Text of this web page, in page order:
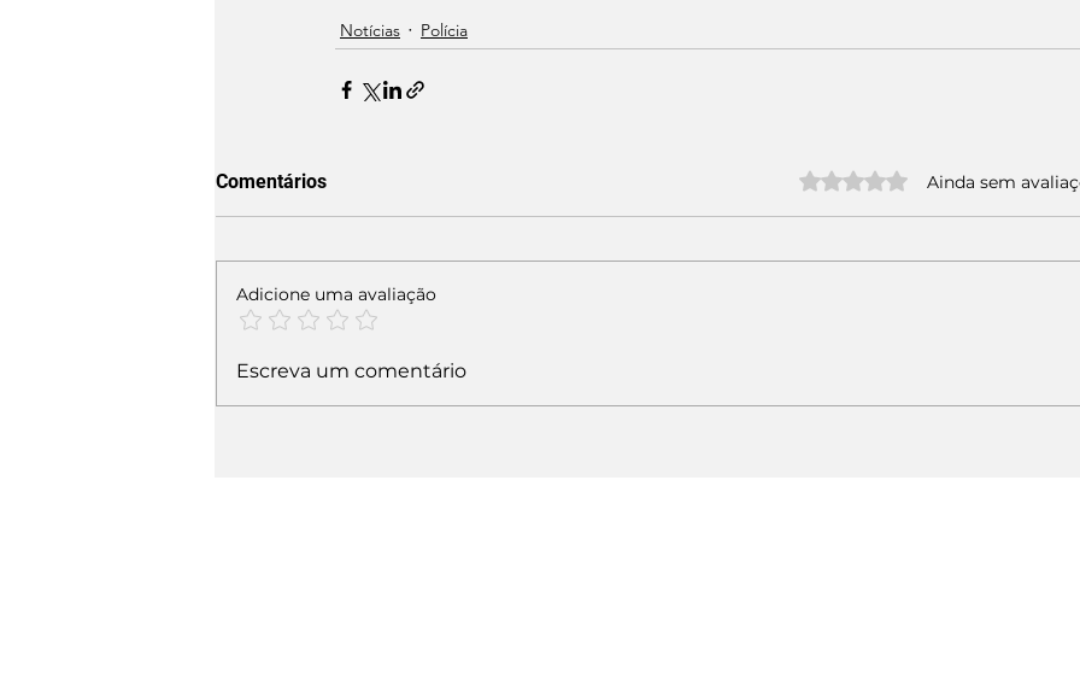
Notícias Polícia
Comentários Avaliado com 0 de 5 estrelas.
Ainda sem
Adicione uma avaliação
Escreva um comentário